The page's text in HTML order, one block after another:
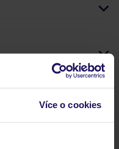
Více o cookies